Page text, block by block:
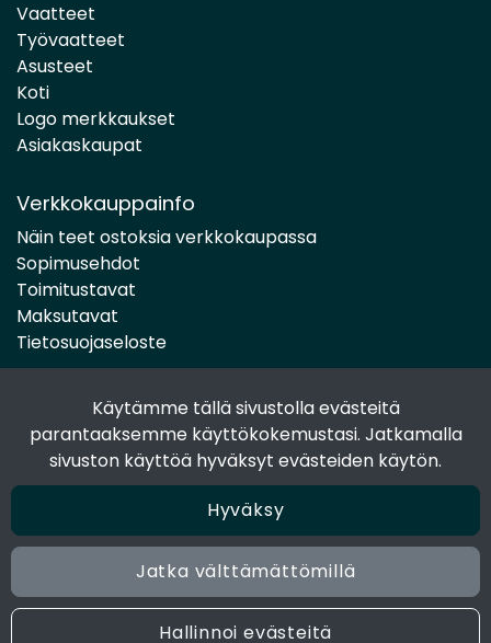
Käytämme tällä sivustolla evästeitä
parantaaksemme käyttökokemustasi. Jatkamalla
sivuston käyttöä hyväksyt evästeiden käytön.
Hyväksy
Jatka välttämättömillä
Hallinnoi evästeitä
Vaatteet
Työvaatteet
Asusteet
Koti
Logo merkkaukset
Asiakaskaupat
Verkkokauppainfo
Näin teet ostoksia verkkokaupassa
Sopimusehdot
Toimitustavat
Maksutavat
Tietosuojaseloste
Seuraa sosiaalisessa mediassa
Facebook
© 2024 Joen Tukkutiimi. All rights reserved. Site by
Oy